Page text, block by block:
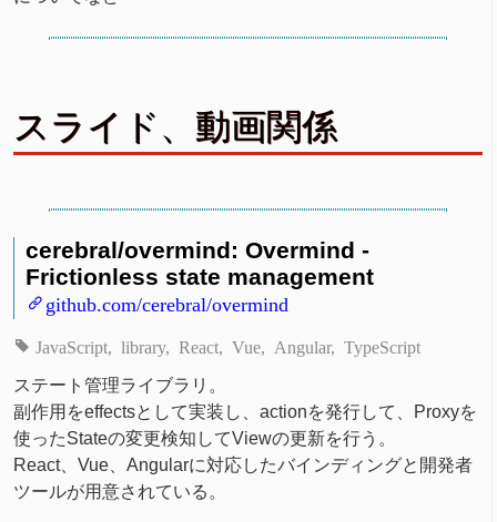
スライド、動画関係
cerebral/overmind: Overmind -
Frictionless state management
github.com/cerebral/overmind
JavaScript library React Vue Angular TypeScript
ステート管理ライブラリ。
副作用をeffectsとして実装し、actionを発行して、Proxyを
使ったStateの変更検知してViewの更新を行う。
React、Vue、Angularに対応したバインディングと開発者
ツールが用意されている。